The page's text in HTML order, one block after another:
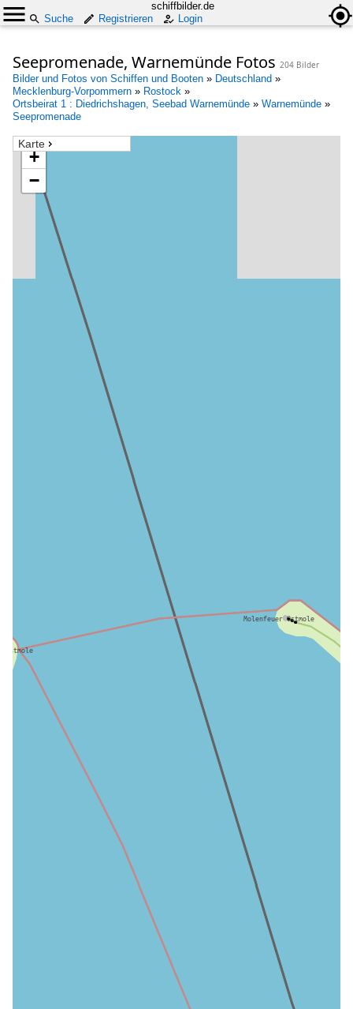
schiffbilder.de
Suche
Registrieren Login
Seepromenade, Warnemünde Fotos 204 Bilder
Bilder und Fotos von Schiffen und Booten » Deutschland »
Mecklenburg-Vorpommern » Rostock »
Ortsbeirat 1 : Diedrichshagen, Seebad Warnemünde » Warnemünde »
Seepromenade
Karte
+
−